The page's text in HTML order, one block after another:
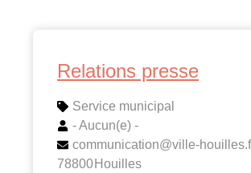
Relations presse
Service municipal
- Aucun(e) -
communication@ville-
78800 Houilles